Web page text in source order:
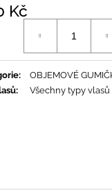
Kč
:
OBJEMOVÉ
: Všechny typy vlasů